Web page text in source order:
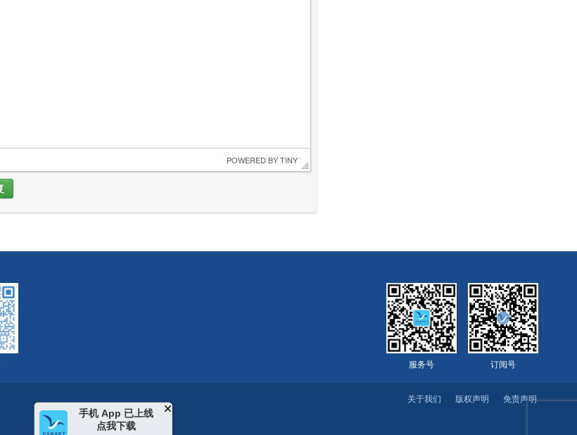
手机 App 已上线
点我下载
POWERED BY TINY
订阅号
服务号
免责声明
版权声明
关于我们